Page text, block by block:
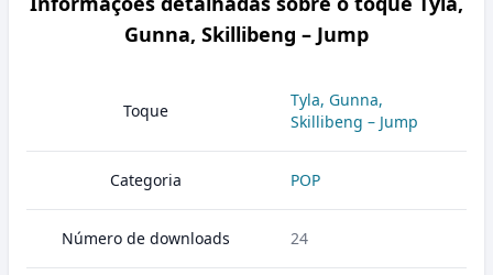
Gunna, Skillibeng – Jump
Toque
Tyla, Gunna,
Skillibeng – Jump
Categoria POP
Número de downloads 24